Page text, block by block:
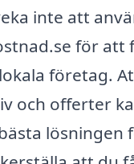
inte att
för att
företag.
och offerter
lösningen